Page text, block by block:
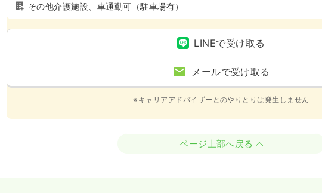
その他介護施設、車通勤可（駐車場有）
LINEで受け取る
メールで受け取る
※キャリアアドバイザーとのやりとりは発生しません
ページ上部へ戻る